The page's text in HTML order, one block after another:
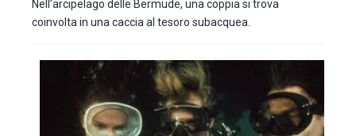
Nell’arcipelago delle Bermude, una coppia si trova
coinvolta in una caccia al tesoro subacquea.